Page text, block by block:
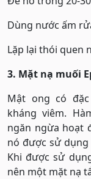
Dùng nước ấm
Lặp lại thói quen
3. Mặt nạ muối
Mật ong có
kháng viêm.
ngăn ngừa hoạt
nó được sử
Khi được sử
nên một mặt nạ